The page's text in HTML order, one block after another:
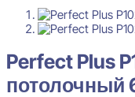
1280 ₽ за штуку
Perfect Plus
потолочный